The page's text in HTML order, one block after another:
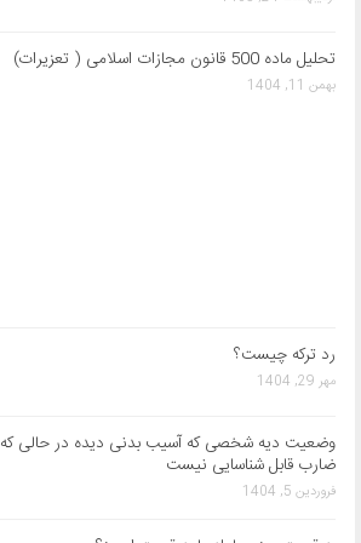
تحلیل ماده 500 قانون مجازات اسلامی ( تعزیرات)
بهمن 11, 1404
رد ترکه چیست؟
مهر 29, 1404
وضعیت دیه شخصی که آسیب بدنی دیده در حالی که
ضارب قابل شناسایی نیست
فروردین 5, 1404